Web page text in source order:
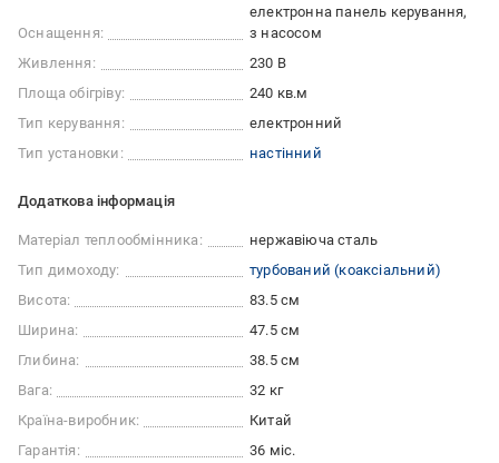
Оснащення:
електронна панель керування
з насосом
Живлення:
230 В
Площа обігріву:
240 кв.м
Тип керування:
електронний
Тип установки:
настінний
Додаткова інформація
Матеріал теплообмінника:
нержавіюча сталь
Тип димоходу:
турбований (коаксіальний)
Висота:
83.5 см
Ширина:
47.5 см
Глибина:
38.5 см
Вага:
32 кг
Країна-виробник:
Китай
Гарантія:
36 міс.